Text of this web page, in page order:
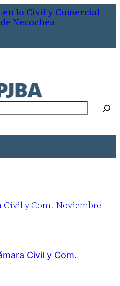
en lo Civil y Comercial –
Necochea
Civil y Com. Noviembre
Civil y Com.